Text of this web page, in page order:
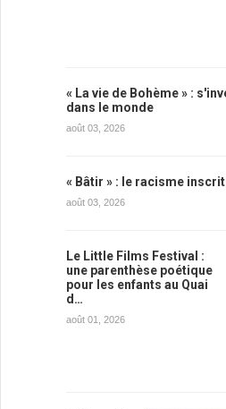
« La vie de Bohème » :
dans le monde
août 03, 2026
« Bâtir » : le racisme
août 03, 2026
Le Little Films Festival :
une parenthèse poétique
pour les enfants au Quai
d…
août 01, 2026